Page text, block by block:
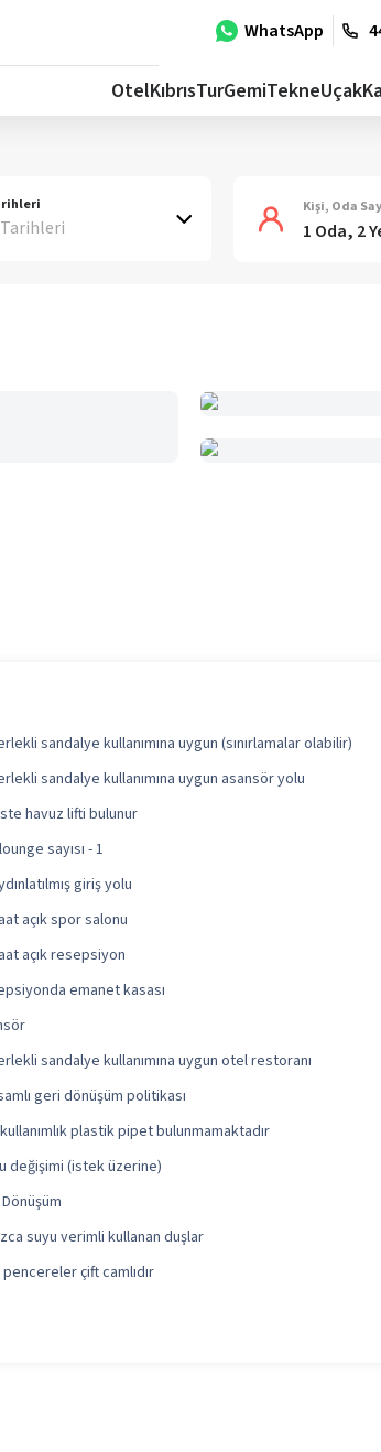
WhatsApp
OtelKıbrısTurGemiTekneUçak
Tarihleri
Kişi, Oda
1 Oda, 2
sandalye kullanımına uygun (sınırlamalar olabilir)
sandalye kullanımına uygun asansör yolu
havuz lifti bulunur
sayısı - 1
giriş yolu
açık spor salonu
açık resepsiyon
emanet kasası
sandalye kullanımına uygun otel restoranı
geri dönüşüm politikası
plastik pipet bulunmamaktadır
değişimi (istek üzerine)
suyu verimli kullanan duşlar
pencereler çift camlıdır